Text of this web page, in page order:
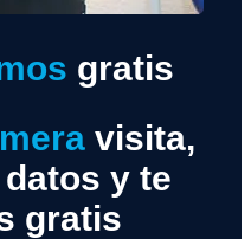
gratis
visita,
y te
gratis